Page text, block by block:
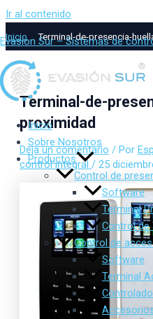
Ir al contenido
Evasion Sur – Sistemas de
Inicio
Sobre Nosotros
Productos
Control de
Software
Terminal
Control de
Control de
Software
Terminal
Inicio Terminal-de-presencia-
Terminal-de-
proximidad
Deja un comentario / Por
control integral / 25